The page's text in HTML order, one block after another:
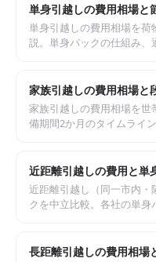
単身引越しの費用相場と
単身引越しの費用相場を
説。単身パックの仕組み、
家族引越しの費用相場と
家族引越しの費用相場を
備期間2か月のタイムライ
近距離引越しの費用と単
近距離引越し（同一市内・
クを中立比較。各社の単身
長距離引越しの費用相場